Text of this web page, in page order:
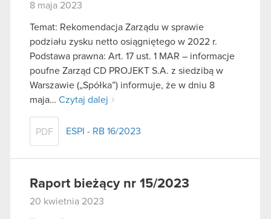
8 maja 2023
Temat: Rekomendacja Zarządu w sprawie
podziału zysku netto osiągniętego w 2022 r.
Podstawa prawna: Art. 17 ust. 1 MAR – informacje
poufne Zarząd CD PROJEKT S.A. z siedzibą w
Warszawie („Spółka”) informuje, że w dniu 8
maja… Czytaj dalej
PDF ESPI - RB 16/2023
Raport bieżący nr 15/2023
20 kwietnia 2023